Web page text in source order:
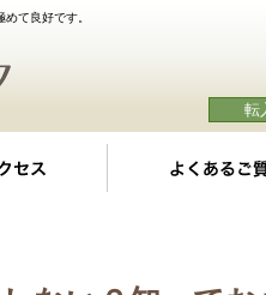
て良好です。
転